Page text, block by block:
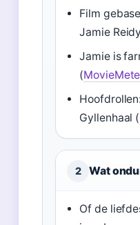
Film
Jamie
Jamie is
(
Gyllenhaal (
2 Wat
Of de